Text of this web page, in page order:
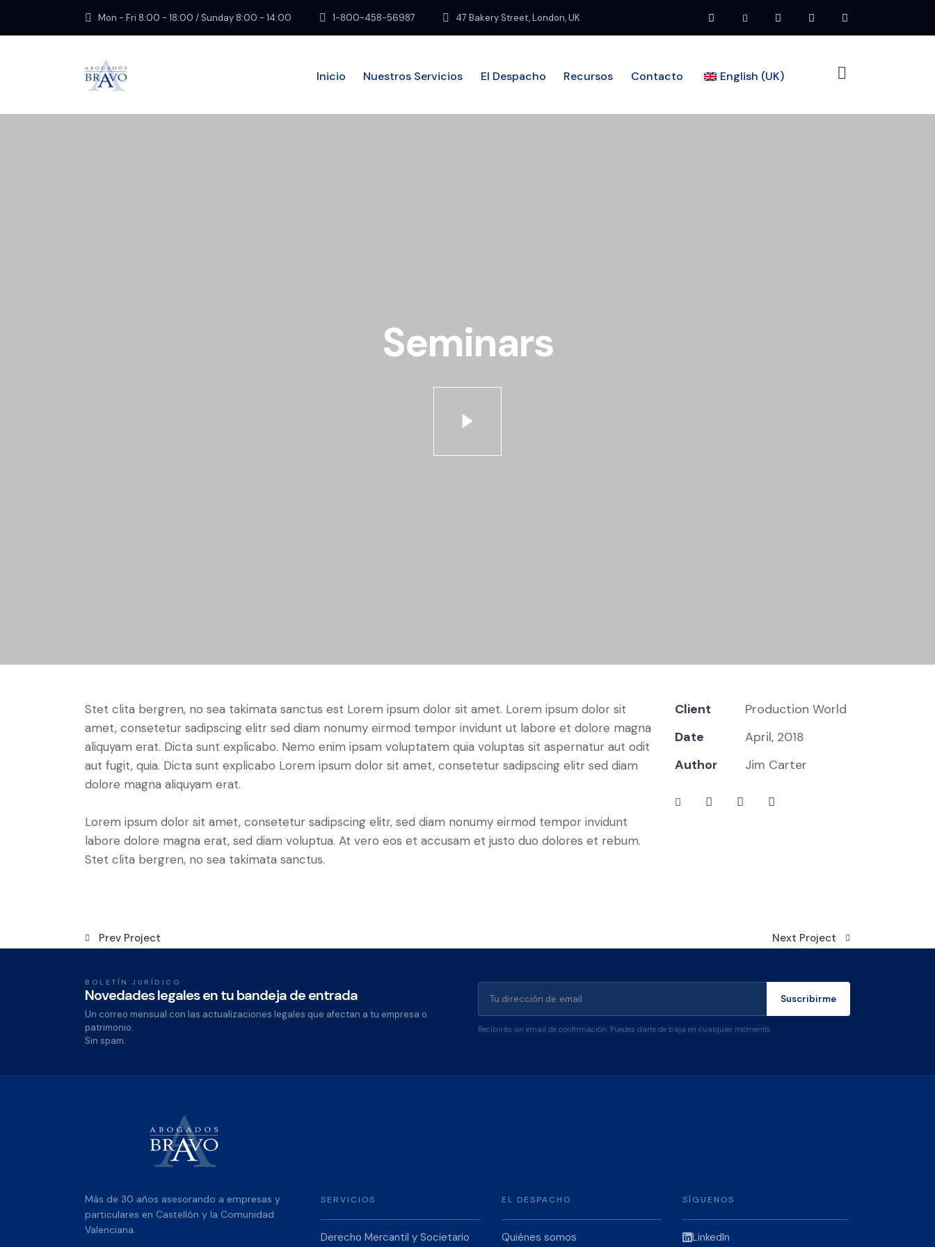
Mon - Fri 8:00 - 18:00 / Sunday 8:00 - 14:00 1-800-458-56987 47 Bakery Street, London, UK
Inicio Nuestros Servicios El Despacho Recursos Contacto English (UK)
Seminars
Stet clita bergren, no sea takimata sanctus est Lorem ipsum dolor sit amet. Lorem ipsum dolor sit
amet, consetetur sadipscing elitr sed diam nonumy eirmod tempor invidunt ut labore et dolore magna
aliquyam erat. Dicta sunt explicabo. Nemo enim ipsam voluptatem quia voluptas sit aspernatur aut odit
aut fugit, quia. Dicta sunt explicabo Lorem ipsum dolor sit amet, consetetur sadipscing elitr sed diam
dolore magna aliquyam erat.
Lorem ipsum dolor sit amet, consetetur sadipscing elitr, sed diam nonumy eirmod tempor invidunt
labore dolore magna erat, sed diam voluptua. At vero eos et accusam et justo duo dolores et rebum.
Stet clita bergren, no sea takimata sanctus.
Client
Production World
Date
April, 2018
Author
Jim Carter
Prev Project Next Project
BOLETÍN JURÍDICO
Novedades legales en tu bandeja de entrada
Un correo mensual con las actualizaciones legales que afectan a tu empresa o
patrimonio.
Sin spam.
Suscribirme
Recibirás un email de confirmación. Puedes darte de baja en cualquier momento.
Más de 30 años asesorando a empresas y
particulares en Castellón y la Comunidad
Valenciana.
SERVICIOS
Derecho Mercantil y Societario
EL DESPACHO
Quiénes somos
SÍGUENOS
LinkedIn